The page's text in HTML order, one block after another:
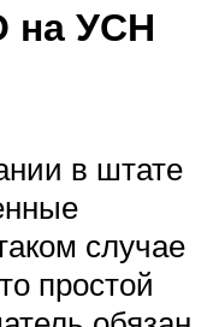
на УСН
в штате
случае
простой